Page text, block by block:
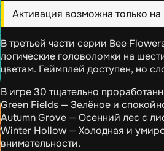
Активация возможна только
В третьей части серии Bee
логические головоломки на
цветам. Геймплей доступен, но
В игре 30 тщательно
Green Fields — Зелёное и
Autumn Grove — Осенний лес с
Winter Hollow — Холодная и
внимательности.